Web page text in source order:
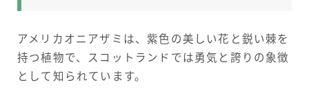
アメリカオニアザミは、紫色の美しい花と鋭い棘を
持つ植物で、スコットランドでは勇気と誇りの象徴
として知られています。